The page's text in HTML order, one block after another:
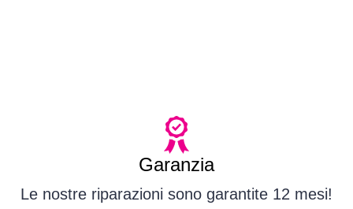
Garanzia
Le nostre riparazioni sono garantite 12 mesi!